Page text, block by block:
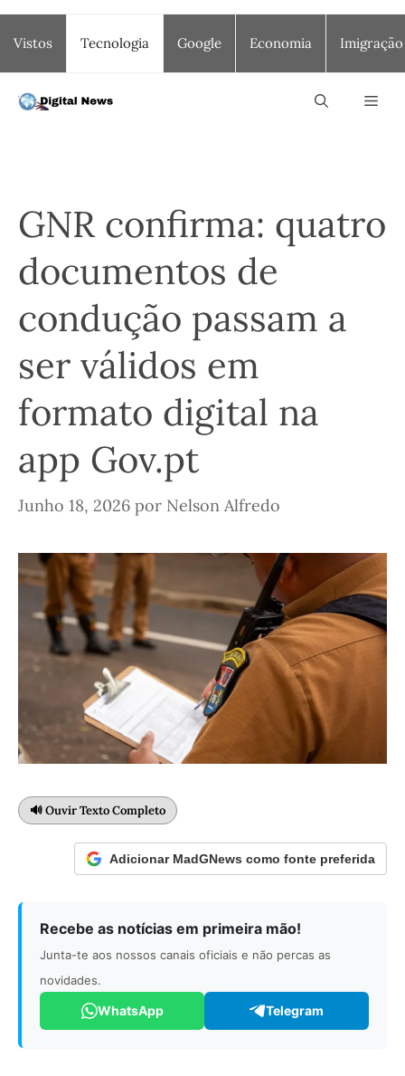
para
o
conteúdo
Vistos Tecnologia Google Economia Imigração
GNR confirma: quatro
documentos de
condução passam a
ser válidos em
formato digital na
app Gov.pt
Junho 18, 2026 por Nelson Alfredo
🔊 Ouvir Texto Completo
Adicionar MadGNews como fonte preferida
Recebe as notícias em primeira mão!
Junta-te aos nossos canais oficiais e não percas as
novidades.
WhatsApp Telegram